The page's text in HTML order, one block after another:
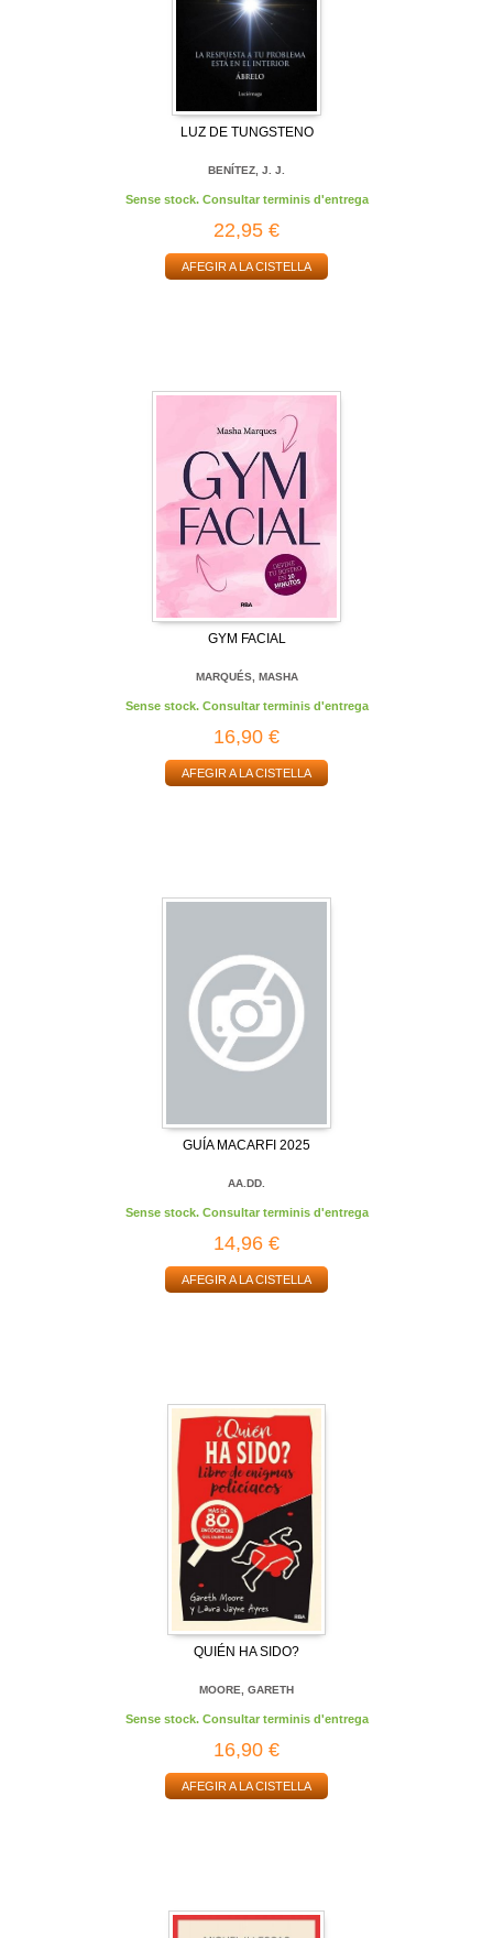
LUZ DE TUNGSTENO
BENÍTEZ, J. J.
Sense stock. Consultar terminis d'entrega
22,95 €
AFEGIR A LA CISTELLA
GYM FACIAL
MARQUÉS, MASHA
Sense stock. Consultar terminis d'entrega
16,90 €
AFEGIR A LA CISTELLA
GUÍA MACARFI 2025
AA.DD.
Sense stock. Consultar terminis d'entrega
14,96 €
AFEGIR A LA CISTELLA
QUIÉN HA SIDO?
MOORE, GARETH
Sense stock. Consultar terminis d'entrega
16,90 €
AFEGIR A LA CISTELLA